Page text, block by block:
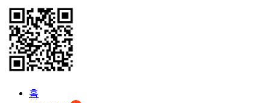
홈